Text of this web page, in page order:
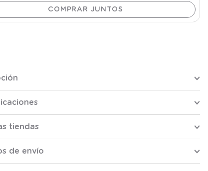
tiendas
de envío